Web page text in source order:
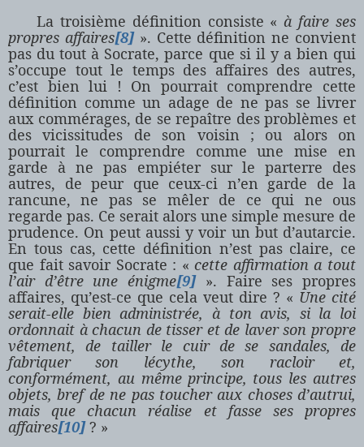
La troisième définition consiste «à faire ses
propres affaires[8]». Cette définition ne convient
pas du tout à Socrate, parce que si il y a bien qui
s’occupe tout le temps des affaires des autres,
c’est bien lui ! On pourrait comprendre cette
définition comme un adage de ne pas se livrer
aux commérages, de se repaître des problèmes et
des vicissitudes de son voisin ; ou alors on
pourrait le comprendre comme une mise en
garde à ne pas empiéter sur le parterre des
autres, de peur que ceux-ci n’en garde de la
rancune, ne pas se mêler de ce qui ne ous
regarde pas. Ce serait alors une simple mesure de
prudence. On peut aussi y voir un but d’autarcie.
En tous cas, cette définition n’est pas claire, ce
que fait savoir Socrate : «cette affirmation a tout
l’air d’être une énigme[9]». Faire ses propres
affaires, qu’est-ce que cela veut dire ? « Une cité
serait-elle bien administrée, à ton avis, si la loi
ordonnait à chacun de tisser et de laver son propre
vêtement, de tailler le cuir de se sandales, de
fabriquer son lécythe, son racloir et,
conformément, au même principe, tous les autres
objets, bref de ne pas toucher aux choses d’autrui,
mais que chacun réalise et fasse ses propres
affaires[10]? »